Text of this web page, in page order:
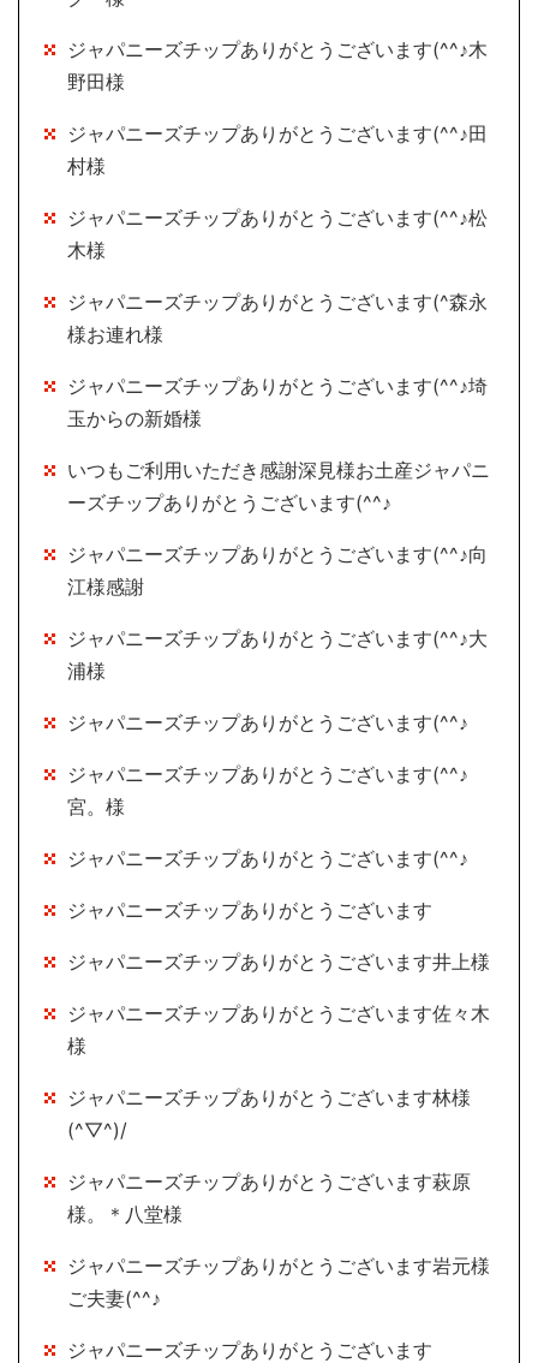
ジャパニーズチップありがとうございます(^^♪木
野田様
ジャパニーズチップありがとうございます(^^♪田
村様
ジャパニーズチップありがとうございます(^^♪松
木様
ジャパニーズチップありがとうございます(^森永
様お連れ様
ジャパニーズチップありがとうございます(^^♪埼
玉からの新婚様
いつもご利用いただき感謝深見様お土産ジャパニ
ーズチップありがとうございます(^^♪
ジャパニーズチップありがとうございます(^^♪向
江様感謝
ジャパニーズチップありがとうございます(^^♪大
浦様
ジャパニーズチップありがとうございます(^^♪
ジャパニーズチップありがとうございます(^^♪
宮。様
ジャパニーズチップありがとうございます(^^♪
ジャパニーズチップありがとうございます
ジャパニーズチップありがとうございます井上様
ジャパニーズチップありがとうございます佐々木
様
ジャパニーズチップありがとうございます林様
(^▽^)/
ジャパニーズチップありがとうございます萩原
様。＊八堂様
ジャパニーズチップありがとうございます岩元様
ご夫妻(^^♪
ジャパニーズチップありがとうございます